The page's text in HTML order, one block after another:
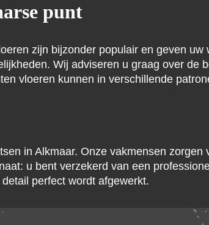
punt
zijn bijzonder populair en geven uw
Wij adviseren u graag over de
vloeren kunnen in verschillende
in Alkmaar. Onze vakmensen zorgen
u bent verzekerd van een
perfect wordt afgewerkt.